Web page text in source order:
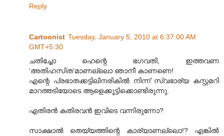
Reply
Cartoonist Tuesday, January 5, 2010 at 6:37:00 AM
GMT+5:30
ചതിച്ചോ ഹെന്റെ ഭഗവതി, ഇത്തവണ
‘അതിഹസിത’മാണല്ലൊ ഞാനീ കാണണെ!
എന്റെ പ്രഭാതക്കട്ടിലിനരികില്‍ നിന്ന് സ്വഭാര്യ കസ്റ്റമറി
മാറത്തടിയോടെ ആളെക്കൂട്ടിക്കൊണ്ടിരുന്നു.
എതിരന്‍ കതിരവന്‍ ഇവിടെ വന്നിരുന്നോ?
സാക്ഷാല്‍ തെയ്യത്തിന്റെ കാര്യാണല്ലൊ!? എങ്കില്‍